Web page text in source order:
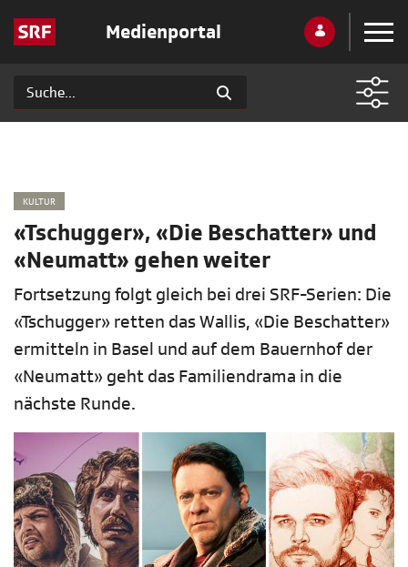
Medienportal
KULTUR
«Tschugger», «Die Beschatter» und
«Neumatt» gehen weiter
Fortsetzung folgt gleich bei drei SRF-Serien: Die
«Tschugger» retten das Wallis, «Die Beschatter»
ermitteln in Basel und auf dem Bauernhof der
«Neumatt» geht das Familiendrama in die
nächste Runde.